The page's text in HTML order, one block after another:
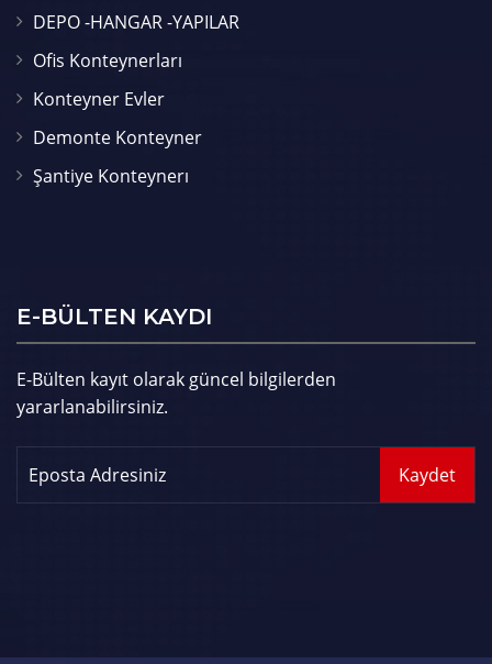
DEPO -HANGAR -YAPILAR
Ofis Konteynerları
Konteyner Evler
Demonte Konteyner
Şantiye Konteynerı
E-BÜLTEN KAYDI
E-Bülten kayıt olarak güncel bilgilerden
yararlanabilirsiniz.